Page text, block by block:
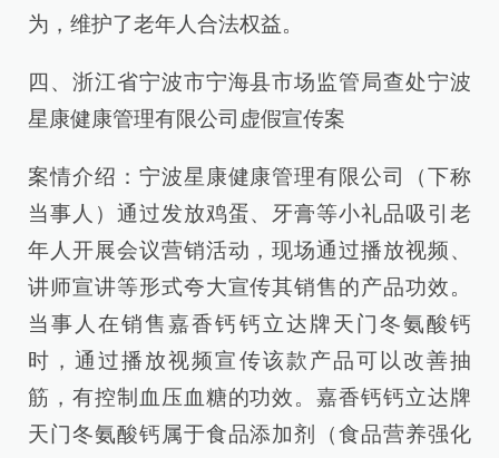
为，维护了老年人合法权益。
四、浙江省宁波市宁海县市场监管局查处宁波
星康健康管理有限公司虚假宣传案
案情介绍：宁波星康健康管理有限公司（下称
当事人）通过发放鸡蛋、牙膏等小礼品吸引老
年人开展会议营销活动，现场通过播放视频、
讲师宣讲等形式夸大宣传其销售的产品功效。
当事人在销售嘉香钙钙立达牌天门冬氨酸钙
时，通过播放视频宣传该款产品可以改善抽
筋，有控制血压血糖的功效。嘉香钙钙立达牌
天门冬氨酸钙属于食品添加剂（食品营养强化